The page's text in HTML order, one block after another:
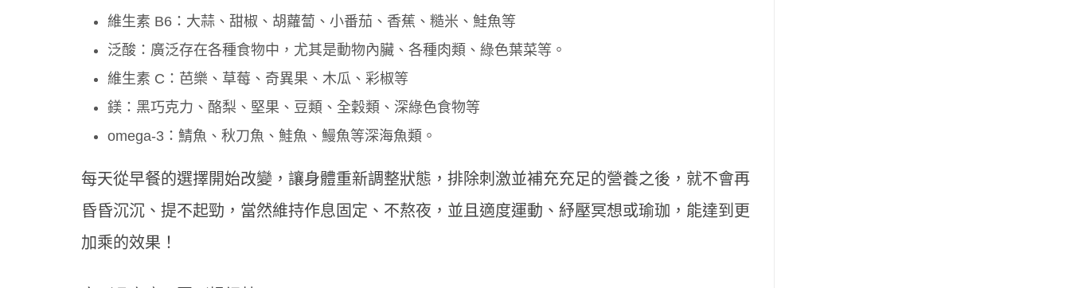
維生素 B6：大蒜、甜椒、胡蘿蔔、小番茄、香蕉、糙米、鮭魚等
泛酸：廣泛存在各種食物中，尤其是動物內臟、各種肉類、綠色葉菜等。
維生素 C：芭樂、草莓、奇異果、木瓜、彩椒等
鎂：黑巧克力、酪梨、堅果、豆類、全穀類、深綠色食物等
omega-3：鯖魚、秋刀魚、鮭魚、鰻魚等深海魚類。
每天從早餐的選擇開始改變，讓身體重新調整狀態，排除刺激並補充充足的營養之後，就不會再
昏昏沉沉、提不起勁，當然維持作息固定、不熬夜，並且適度運動、紓壓冥想或瑜珈，能達到更
加乘的效果！